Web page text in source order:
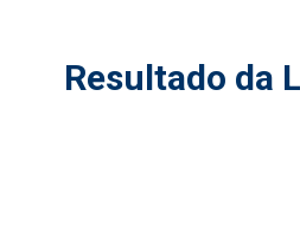
Resultado da